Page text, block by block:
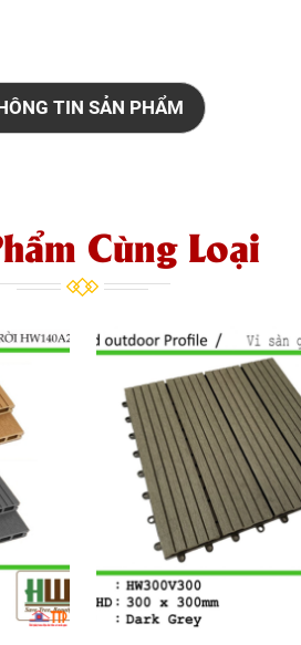
TIN SẢN PHẨM
Cùng Loại